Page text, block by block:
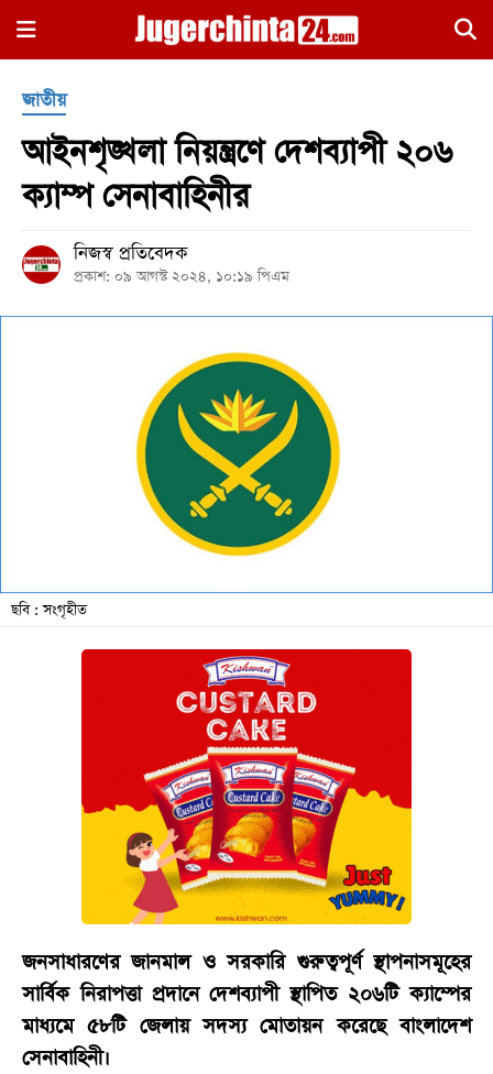
×
হোম
জাতীয়
চাকরি
আর্কাইভ
জাতীয়
আইনশৃঙ্খলা নিয়ন্ত্রণে দেশব্যাপী ২০৬
ক্যাম্প সেনাবাহিনীর
নিজস্ব প্রতিবেদক
প্রকাশ: ০৯ আগস্ট ২০২৪, ১০:১৯ পিএম
ছবি : সংগৃহীত
জনসাধারণের জানমাল ও সরকারি গুরুত্বপূর্ণ স্থাপনাসমূহের
সার্বিক নিরাপত্তা প্রদানে দেশব্যাপী স্থাপিত ২০৬টি ক্যাম্পের
মাধ্যমে ৫৮টি জেলায় সদস্য মোতায়ন করেছে বাংলাদেশ
সেনাবাহিনী।